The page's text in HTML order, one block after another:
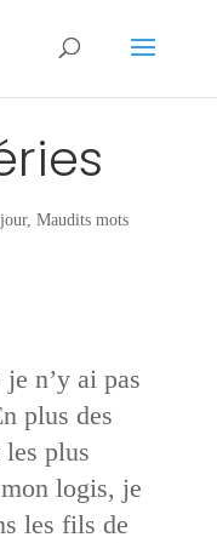
, Maudits mots
n’y ai pas
plus des
les plus
logis, je
les fils de